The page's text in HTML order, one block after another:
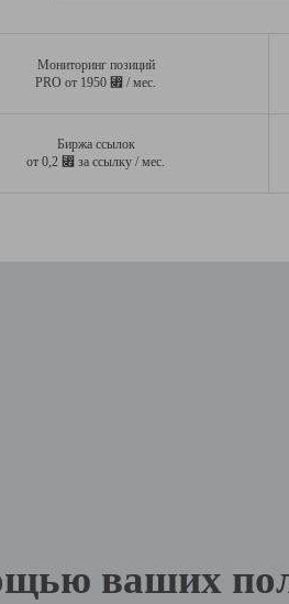
Мониторинг позиций
PRO от 1950 ⃏ / мес.
Биржа ссылок
от 0,2 ⃏ за ссылку / мес.
ваших